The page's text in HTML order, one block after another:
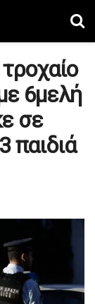
6μελή
σε
παιδιά